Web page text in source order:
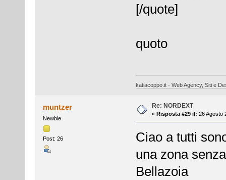
[/quote]
quoto
katiacoppo.it - Web Agency, Siti e
muntzer
Newbie
Post: 26
Re: NORDEXT
« Risposta #29 il: 26 Agosto
Ciao a tutti
una zona
Bellazoia